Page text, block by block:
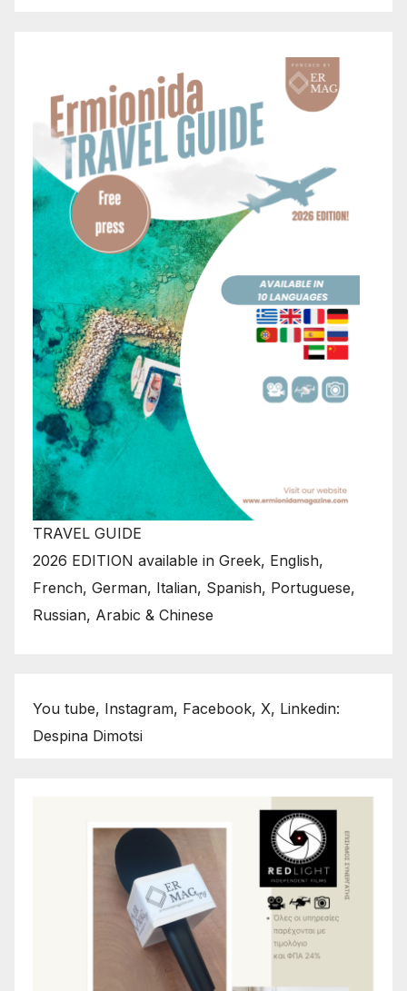
TRAVEL GUIDE
2026 EDITION available in Greek, English,
French, German, Italian, Spanish, Portuguese,
Russian, Arabic & Chinese
You tube, Instagram, Facebook, X, Linkedin:
Despina Dimotsi